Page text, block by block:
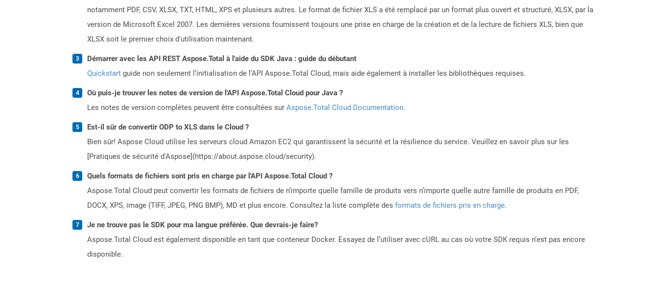
notamment PDF, CSV, XLSX, TXT, HTML, XPS et plusieurs autres. Le format de fichier XLS a été remplacé par un format plus ouvert et structuré, XLSX, par la
version de Microsoft Excel 2007. Les dernières versions fournissent toujours une prise en charge de la création et de la lecture de fichiers XLS, bien que
XLSX soit le premier choix d'utilisation maintenant.
Démarrer avec les API REST Aspose.Total à l'aide du SDK Java : guide du débutant
Quickstart guide non seulement l’initialisation de l’API Aspose.Total Cloud, mais aide également à installer les bibliothèques requises.
Où puis-je trouver les notes de version de l'API Aspose.Total Cloud pour Java ?
Les notes de version complètes peuvent être consultées sur Aspose.Total Cloud Documentation.
Est-il sûr de convertir ODP to XLS dans le Cloud ?
Bien sûr! Aspose Cloud utilise les serveurs cloud Amazon EC2 qui garantissent la sécurité et la résilience du service. Veuillez en savoir plus sur les
[Pratiques de sécurité d'Aspose](https://about.aspose.cloud/security).
Quels formats de fichiers sont pris en charge par l'API Aspose.Total Cloud ?
Aspose.Total Cloud peut convertir les formats de fichiers de n’importe quelle famille de produits vers n’importe quelle autre famille de produits en PDF,
DOCX, XPS, image (TIFF, JPEG, PNG BMP), MD et plus encore. Consultez la liste complète des formats de fichiers pris en charge.
Je ne trouve pas le SDK pour ma langue préférée. Que devrais-je faire?
Aspose.Total Cloud est également disponible en tant que conteneur Docker. Essayez de l’utiliser avec cURL au cas où votre SDK requis n’est pas encore
disponible.